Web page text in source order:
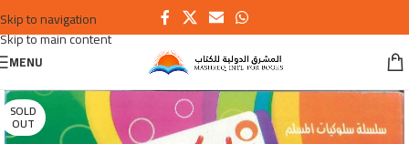
Skip to navigation
Skip to main content
MENU
SOLD
OUT